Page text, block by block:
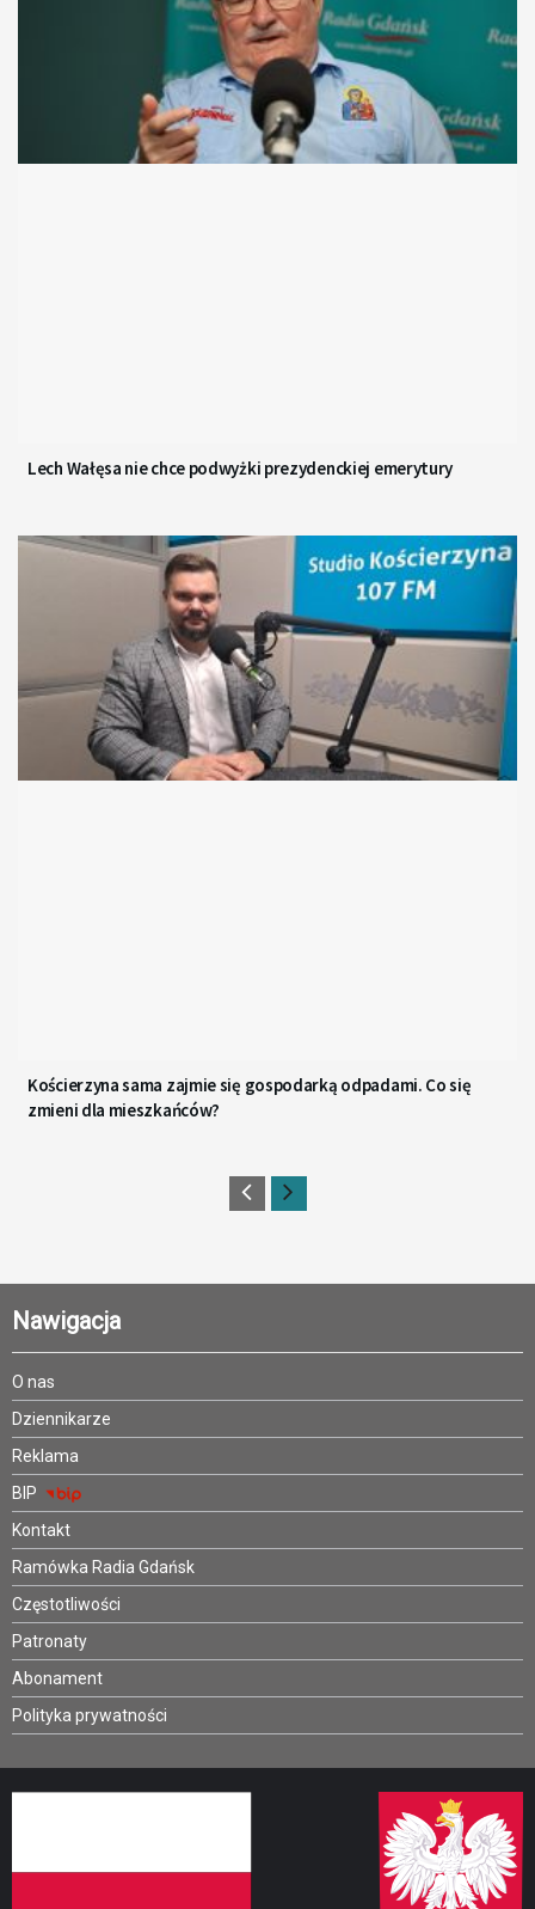
Lech Wałęsa nie chce podwyżki prezydenckiej emerytury
Kościerzyna sama zajmie się gospodarką odpadami. Co się
zmieni dla mieszkańców?
Nawigacja
O nas
Dziennikarze
Reklama
BIP
Kontakt
Ramówka Radia Gdańsk
Częstotliwości
Patronaty
Abonament
Polityka prywatności